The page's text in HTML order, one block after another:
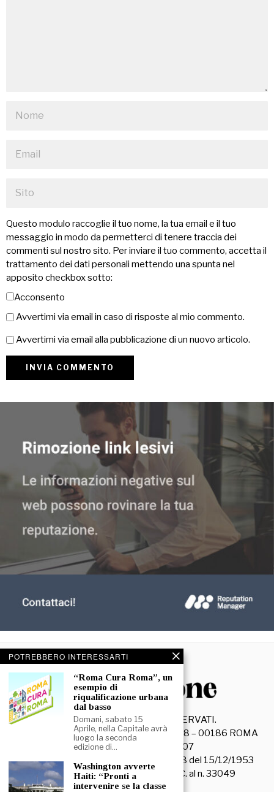
Questo modulo raccoglie il tuo nome, la tua email e il tuo
messaggio in modo da permetterci di tenere traccia dei
commenti sul nostro sito. Per inviare il tuo commento, accetta il
trattamento dei dati personali mettendo una spunta nel
apposito checkbox sotto:
Acconsento
Avvertimi via email in caso di risposte al mio commento.
Avvertimi via email alla pubblicazione di un nuovo articolo.
2026- TUTTI I DIRITTI RISERVATI.
La Discussione S.r.l. – Piazza Capranica, 78 – 00186 ROMA
C.F. e P. IVA 15045971007
Registrazione Tribunale di Roma n. 3628 del 15/12/1953
La società editrice è iscritta al R.O.C. al n. 33049
POTREBBERO INTERESSARTI
“Roma Cura Roma”, un
esempio di
riqualificazione urbana
dal basso
Domani, sabato 15
Aprile, nella Capitale avrà
luogo la seconda
edizione di…
Washington avverte
Haiti: “Pronti a
intervenire se la classe